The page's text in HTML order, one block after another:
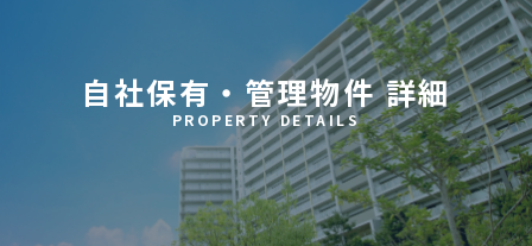
自社保有・管理物件 詳細
PROPERTY DETAILS